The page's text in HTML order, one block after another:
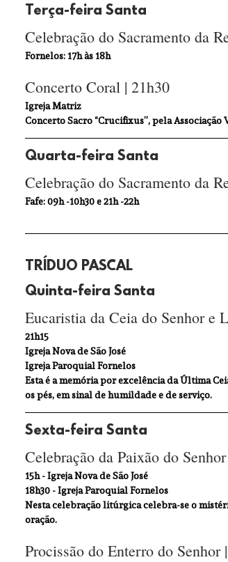
Terça-feira Santa
Celebração do Sacramento da
Fornelos: 17h às 18h
Concerto Coral | 21h30
Igreja Matriz
Concerto Sacro “Crucifixus”, pela
Quarta-feira Santa
Celebração do Sacramento da
Fafe: 09h -10h30 e 21h -22h
TRÍDUO PASCAL
Quinta-feira Santa
Eucaristia da Ceia do Senhor e
21h15
Igreja Nova de São José
Igreja Paroquial Fornelos
Esta é a memória por excelência da Última
os pés, em sinal de humildade e de serviço.
Sexta-feira Santa
Celebração da Paixão do Senhor
15h - Igreja Nova de São José
18h30 - Igreja Paroquial Fornelos
Nesta celebração litúrgica celebra-se o
oração.
Procissão do Enterro do Senhor